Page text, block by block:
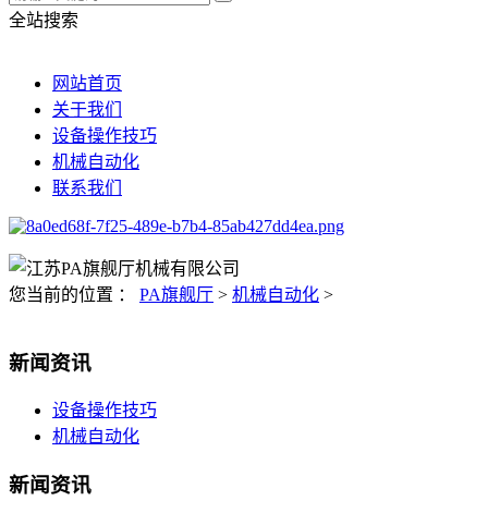
全站搜索
网站首页
关于我们
设备操作技巧
机械自动化
联系我们
您当前的位置 ： PA旗舰厅 > 机械自动化 >
新闻资讯
设备操作技巧
机械自动化
新闻资讯